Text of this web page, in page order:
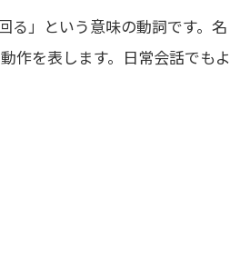
る」という意味の動詞です。名
作を表します。日常会話でもよ